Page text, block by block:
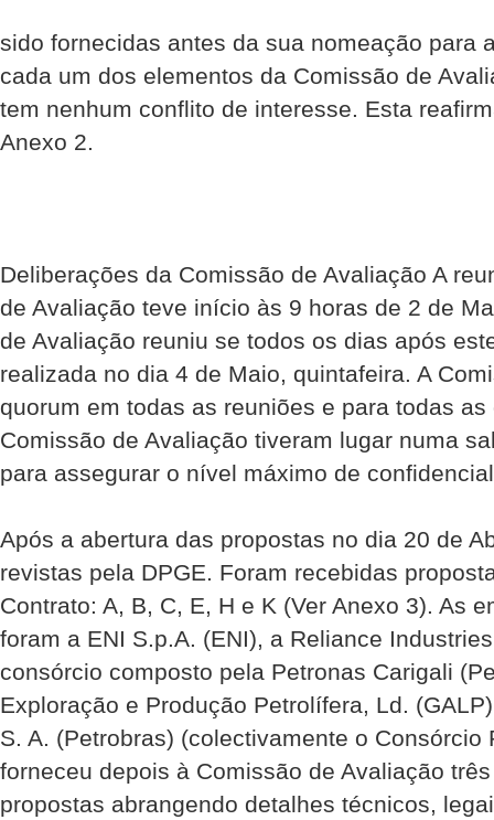
sido forne­cidas antes da sua nomeação para
cada um dos elementos da Comissão de
tem nenhum conflito de interesse. Esta
Anexo 2.
Deliberações da Comissão de Avaliação A
de Avaliação teve início às 9 horas de 2 de
de Avaliação reuniu­ se todos os dias após
realizada no dia 4 de Maio, quinta­feira. A
quorum em todas as reuniões e para todas
Comissão de Avaliação tiveram lugar numa
para assegurar o nível máximo de
Após a abertura das propostas no dia 20 de
revistas pela DPGE. Foram recebidas
Contrato: A, B, C, E, H e K (Ver Anexo 3). As
foram a ENI S.p.A. (ENI), a Reliance
consórcio composto pela Petronas Carigali
Exploração e Produção Petrolífera, Ld.
S. A. (Petrobras) (colectivamente o Consórcio
forneceu depois à Comissão de Avaliação
propostas abrangendo detalhes técnicos,